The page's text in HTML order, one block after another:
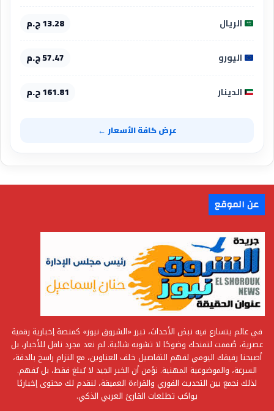
الريال 13.28 ج.م
اليورو 57.47 ج.م
الدينار 161.81 ج.م
عرض كافة الأسعار ←
عن الموقع
في عالم يتسارع فيه نبض الأحداث، تبرز «الشروق نيوز» كمنصة إخبارية رقمية
عصرية، صُممت لتمنحك وضوحًا لا تشوبه شائبة. لم نعد مجرد ناقل للأخبار، بل
أصبحنا رفيقك اليومي لفهم التفاصيل خلف العناوين، مع التزام راسخ بالدقة،
السرعة، والموضوعية المهنية. نؤمن أن الخبر الجيد لا يُبلغ فقط، بل يُفهم.
لذلك نجمع بين التحديث الفوري والقراءة العميقة، لنقدم لك محتوى إخباريًا
يواكب تطلعات القارئ العربي الذكي.